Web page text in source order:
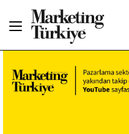
Haberler